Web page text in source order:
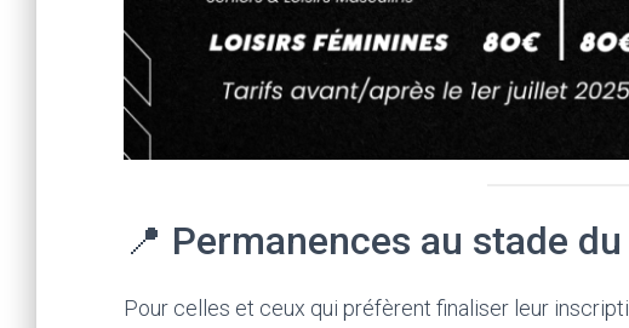
📍 Permanences au stade
Pour celles et ceux qui préfèrent finaliser leur